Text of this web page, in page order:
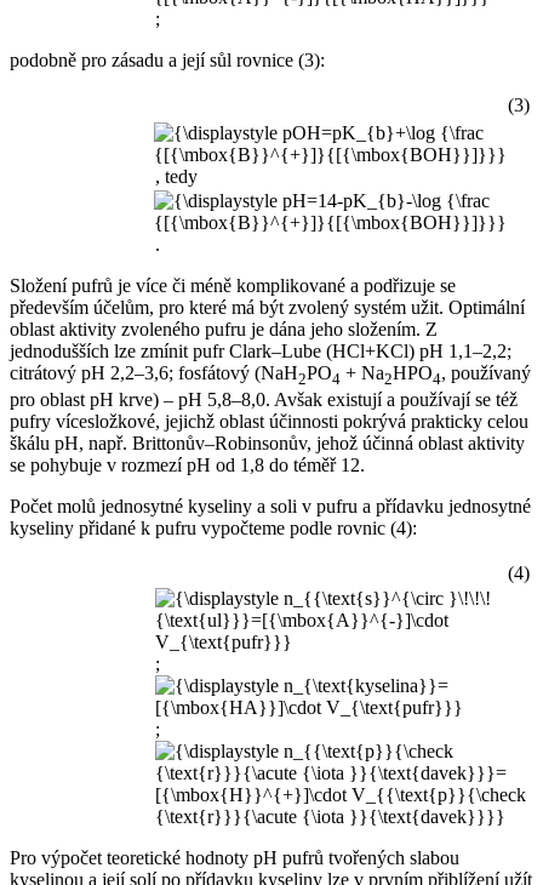
;
podobně pro zásadu a její sůl rovnice (3):
(3)
, tedy
.
Složení pufrů je více či méně komplikované a podřizuje se
především účelům, pro které má být zvolený systém užit. Optimální
oblast aktivity zvoleného pufru je dána jeho složením. Z
jednodušších lze zmínit pufr Clark–Lube (HCl+KCl) pH 1,1–2,2;
citrátový pH 2,2–3,6; fosfátový (NaH2PO4 + Na2HPO4, používaný
pro oblast pH krve) – pH 5,8–8,0. Avšak existují a používají se též
pufry vícesložkové, jejichž oblast účinnosti pokrývá prakticky celou
škálu pH, např. Brittonův–Robinsonův, jehož účinná oblast aktivity
se pohybuje v rozmezí pH od 1,8 do téměř 12.
Počet molů jednosytné kyseliny a soli v pufru a přídavku jednosytné
kyseliny přidané k pufru vypočteme podle rovnic (4):
(4)
;
;
Pro výpočet teoretické hodnoty pH pufrů tvořených slabou
kyselinou a její solí po přídavku kyseliny lze v prvním přiblížení užít